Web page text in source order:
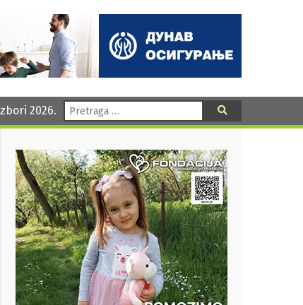
2026. Pretraga: